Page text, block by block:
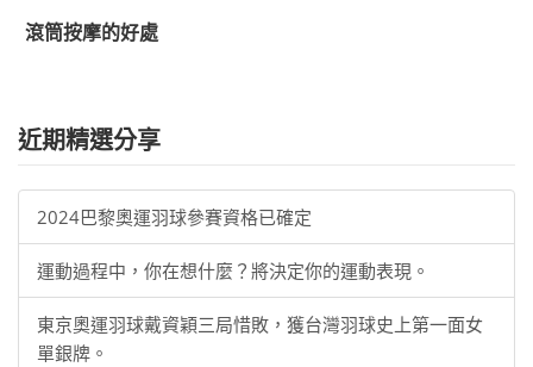
滾筒按摩的好處
近期精選分享
2024巴黎奧運羽球參賽資格已確定
運動過程中，你在想什麼？將決定你的運動表現。
東京奧運羽球戴資穎三局惜敗，獲台灣羽球史上第一面女
單銀牌。